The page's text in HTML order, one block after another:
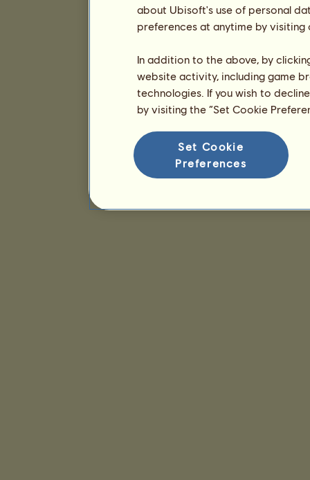
about Ubisoft's use of personal
preferences at anytime by
In addition to the above, by
website activity, including game
technologies. If you wish to
by visiting the “Set Cookie
Set Cookie
Preferences